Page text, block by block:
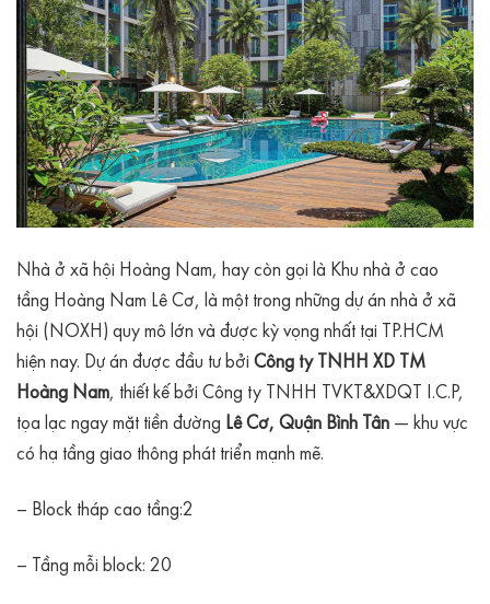
Nhà ở xã hội Hoàng Nam, hay còn gọi là Khu nhà ở cao
tầng Hoàng Nam Lê Cơ, là một trong những dự án nhà ở xã
hội (NOXH) quy mô lớn và được kỳ vọng nhất tại TP.HCM
hiện nay. Dự án được đầu tư bởi Công ty TNHH XD TM
Hoàng Nam, thiết kế bởi Công ty TNHH TVKT&XDQT I.C.P,
tọa lạc ngay mặt tiền đường Lê Cơ, Quận Bình Tân — khu vực
có hạ tầng giao thông phát triển mạnh mẽ.
– Block tháp cao tầng:2
– Tầng mỗi block: 20